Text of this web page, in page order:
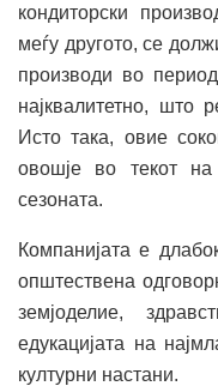
кондиторски
меѓу другото, се
производи во
најквалитетно, што
Исто така, овие
овошје во текот
сезоната.
Компанијата е
општествена
земјоделие,
едукацијата на
културни настани.